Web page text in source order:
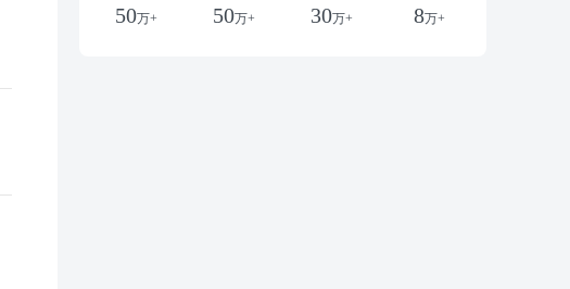
50万+ 50万+ 30万+ 8万+